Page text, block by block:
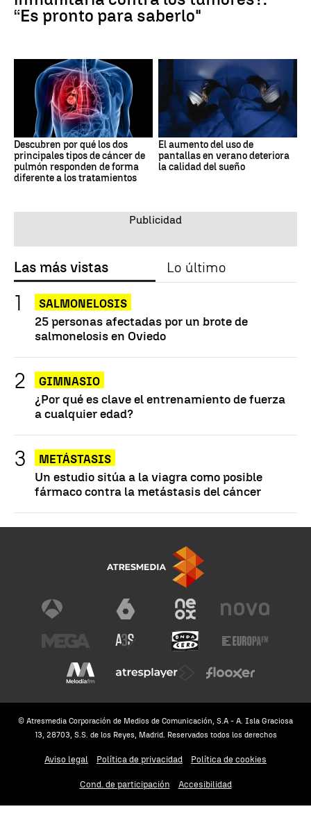
“Es pronto para saberlo"
Descubren por qué los dos
principales tipos de cáncer de
pulmón responden de forma
diferente a los tratamientos
El aumento del uso de
pantallas en verano deteriora
la calidad del sueño
Las más vistas Lo último
SALMONELOSIS
25 personas afectadas por un brote de
salmonelosis en Oviedo
GIMNASIO
¿Por qué es clave el entrenamiento de fuerza
a cualquier edad?
METÁSTASIS
Un estudio sitúa a la viagra como posible
fármaco contra la metástasis del cáncer
© Atresmedia Corporación de Medios de Comunicación, S.A - A. Isla Graciosa
13, 28703, S.S. de los Reyes, Madrid. Reservados todos los derechos
Aviso legal Política de privacidad Política de cookies
Cond. de participación Accesibilidad